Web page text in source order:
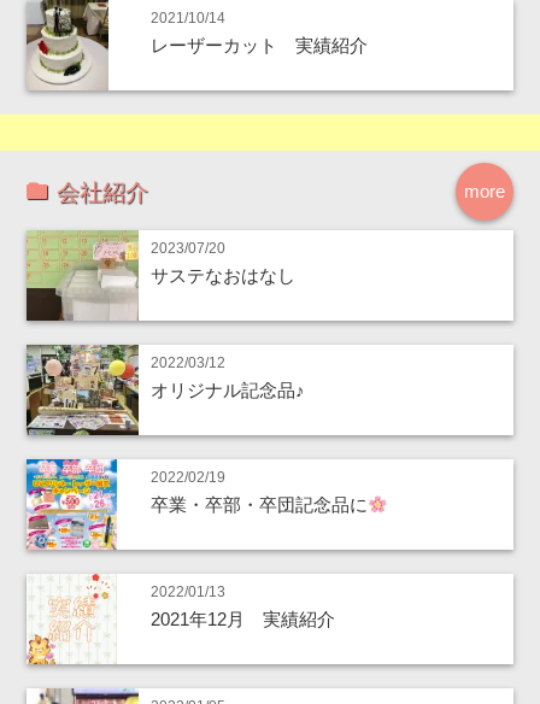
2021/10/14
レーザーカット 実績紹介
more
会社紹介
2023/07/20
サステなおはなし
2022/03/12
オリジナル記念品♪
2022/02/19
卒業・卒部・卒団記念品に
2022/01/13
2021年12月 実績紹介